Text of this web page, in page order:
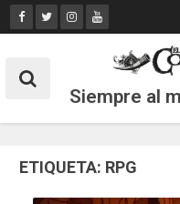
Skip
to
Siempre al
ETIQUETA: RPG